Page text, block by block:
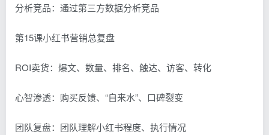
分析竞品：通过第三方数据分析竞品
第15课小红书营销总复盘
ROI卖货：爆文、数量、排名、触达、访客、转化
心智渗透：购买反馈、“自来水”、口碑裂变
团队复盘：团队理解小红书程度、执行情况